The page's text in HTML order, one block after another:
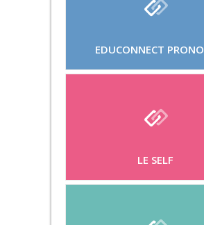
EDUCONNECT
LE SELF